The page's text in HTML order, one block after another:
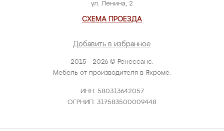
2015 - 2026 © Ренессанс.
Мебель от производителя в Яхроме.
ИНН: 580313642057
ОГРНИП: 317583500009448
ул. Ленина, 2
СХЕМА ПРОЕЗДА
Добавить в избранное